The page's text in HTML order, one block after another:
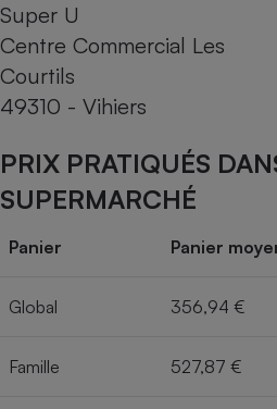
Super U
Centre Commercial Les
Courtils
49310 - Vihiers
PRIX PRATIQUÉS
SUPERMARCHÉ
Panier Panier
Global 356,94 €
Famille 527,87 €